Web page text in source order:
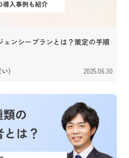
ェンシープランとは？策定の手順
） 2025.06.30